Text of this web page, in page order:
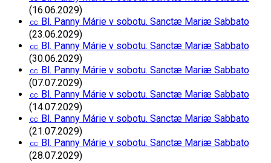
(16.06.2029)
㏄ Bl. Panny Márie v sobotu. Sanctæ Mariæ Sabbato
(23.06.2029)
㏄ Bl. Panny Márie v sobotu. Sanctæ Mariæ Sabbato
(30.06.2029)
㏄ Bl. Panny Márie v sobotu. Sanctæ Mariæ Sabbato
(07.07.2029)
㏄ Bl. Panny Márie v sobotu. Sanctæ Mariæ Sabbato
(14.07.2029)
㏄ Bl. Panny Márie v sobotu. Sanctæ Mariæ Sabbato
(21.07.2029)
㏄ Bl. Panny Márie v sobotu. Sanctæ Mariæ Sabbato
(28.07.2029)